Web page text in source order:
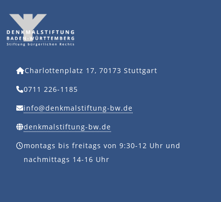
Charlottenplatz 17, 70173 Stuttgart
0711 226-1185
info@denkmalstiftung-bw.de
denkmalstiftung-bw.de
montags bis freitags von 9:30-12 Uhr und
nachmittags 14-16 Uhr